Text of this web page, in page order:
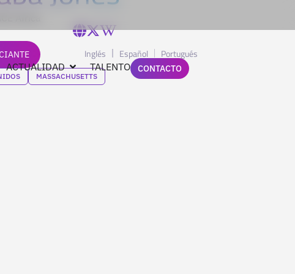
ACTUALIDAD TALENTO
Inglés Español Portugués
CONTACTO
Africa
MASSACHUSETTS